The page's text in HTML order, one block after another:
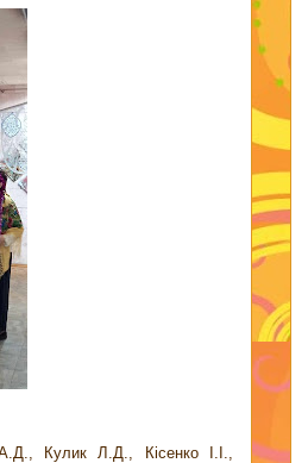
Кулик Л.Д., Кісенко І.І.,